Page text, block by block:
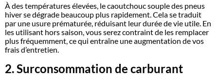
À des températures élevées, le caoutchouc souple des pneus
hiver se dégrade beaucoup plus rapidement. Cela se traduit
par une usure prématurée, réduisant leur durée de vie utile. En
les utilisant hors saison, vous serez contraint de les remplacer
plus fréquemment, ce qui entraîne une augmentation de vos
frais d’entretien.
2. Surconsommation de carburant